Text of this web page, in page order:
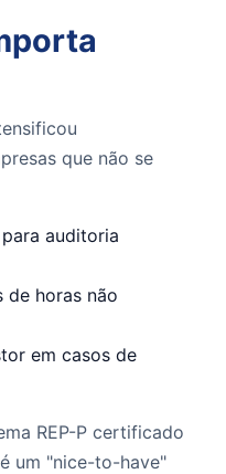
que não se
auditoria
de horas não
em casos de
REP-P certificado
um "nice-to-have"